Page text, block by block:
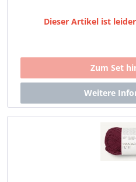
Dieser Artikel ist